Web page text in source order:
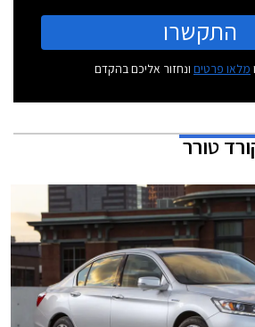
התקשרו
מלאו פרטים ונחזור אליכם בהקדם
טורר